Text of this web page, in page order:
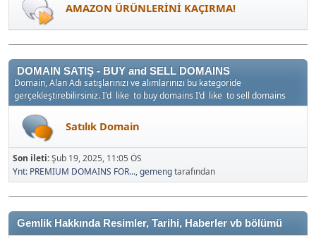
AMAZON ÜRÜNLERİNİ KAÇIRMA!
DOMAIN SATIŞ - BUY and SELL DOMAINS
Domain, Alan Adı satışlarınızı ve alımlarınızı bu kategoride
gerçekleştirebilirsiniz. I'd like to buy domains I'd like to sell domains
Satılık Domain
Son ileti:Şub 19, 2025, 11:05 ÖS
Ynt: PREMIUM DOMAINS FOR...,gemengtarafından
Gemlik Hakkında Resimler, Tarihi, Haberler vb bölümü